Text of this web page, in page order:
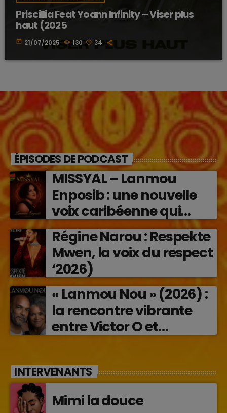
Priscillia Feat Yoann Infinity – Viser plus
haut (2025
today 21/07/2025 130 34
ÉPISODES DE PODCAST
MISSYAL – Lanmou
Enposib : une nouvelle
voix caribéenne qui
transforme les émotions
en musique (2026)
Régine Narou : Respekte
Mwen, la voix du respect
‘2026)
« Lanmou Nou » (2026) :
la rencontre vibrante
entre Victor O et
INTERVENANTS
Mimi la douce